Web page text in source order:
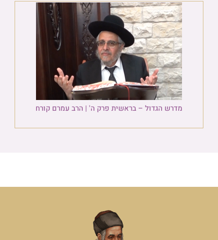
מדרש הגדול – בראשית פרק ה' | הרב עמרם קורח